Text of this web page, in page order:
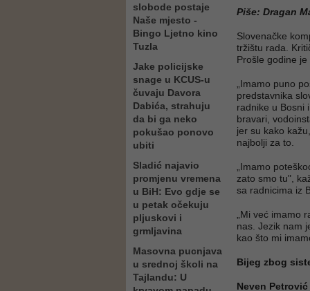
slobode postaje
Naše mjesto -
Bingo Ljetno kino
Tuzla
Jake policijske
snage u KCUS-u
čuvaju Davora
Dabića, strahuju
da bi ga neko
pokušao ponovo
ubiti
Sladić najavio
promjenu vremena
u BiH: Evo gdje se
u petak očekuju
pljuskovi i
grmljavina
Masovna pucnjava
u srednoj školi na
Tajlandu: U
Piše: Dragan
Slovenačke
tržištu rada.
Prošle godine
„Imamo puno
predstavnika
radnike u Bosni
bravari,
jer su kako
najbolji za to.
„Imamo
zato smo tu",
sa radnicima iz
„Mi već imamo
nas. Jezik nam
kao što mi
Bijeg zbog
Neven Petrović